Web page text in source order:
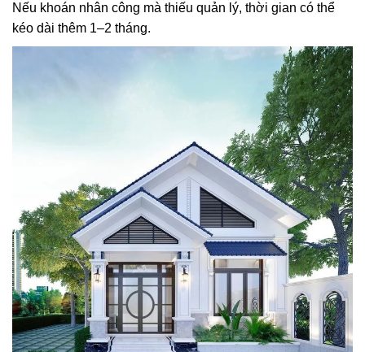
Nếu khoán nhân công mà thiếu quản lý, thời gian có thể
kéo dài thêm 1–2 tháng.